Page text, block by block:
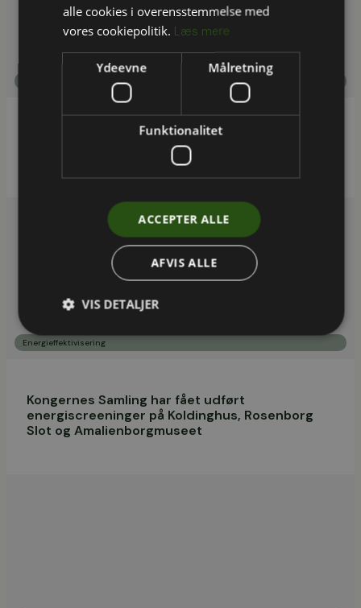
Bæredygtighed i byggeriet
Fremfærd styrker Teknisk Service-personales
kompetencer indenfor energirigtig drift
Energieffektivisering
Kongernes Samling har fået udført
energiscreeninger på Koldinghus, Rosenborg
Slot og Amalienborgmuseet
alle cookies i overensstemmelse med
vores cookiepolitik. Læs mere
Ydeevne Målretning
Funktionalitet
ACCEPTER ALLE
AFVIS ALLE
VIS DETALJER